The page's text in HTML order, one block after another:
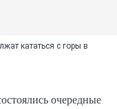
кататься с горы в
очередные